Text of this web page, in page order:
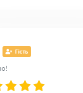
Гість